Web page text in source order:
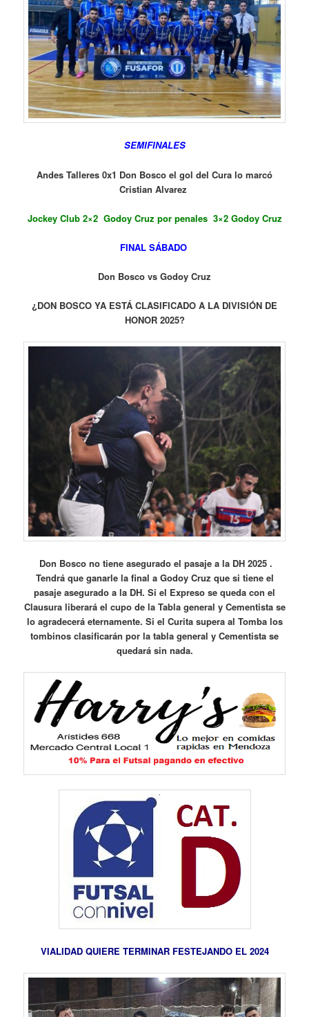
SEMIFINALES
Andes Talleres 0x1 Don Bosco el gol del Cura lo marcó
Cristian Alvarez
Jockey Club 2×2 Godoy Cruz por penales 3×2 Godoy Cruz
FINAL SÁBADO
Don Bosco vs Godoy Cruz
¿DON BOSCO YA ESTÁ CLASIFICADO A LA DIVISIÓN DE
HONOR 2025?
Don Bosco no tiene asegurado el pasaje a la DH 2025 .
Tendrá que ganarle la final a Godoy Cruz que si tiene el
pasaje asegurado a la DH. Si el Expreso se queda con el
Clausura liberará el cupo de la Tabla general y Cementista se
lo agradecerá eternamente. Si el Curita supera al Tomba los
tombinos clasificarán por la tabla general y Cementista se
quedará sin nada.
VIALIDAD QUIERE TERMINAR FESTEJANDO EL 2024